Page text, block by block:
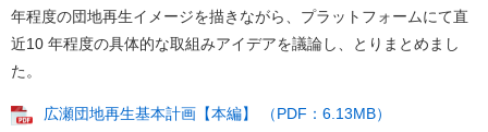
年程度の団地再生イメージを描きながら、プラットフォームにて直
近10 年程度の具体的な取組みアイデアを議論し、とりまとめまし
た。
広瀬団地再生基本計画【本編】 （PDF：6.13MB）